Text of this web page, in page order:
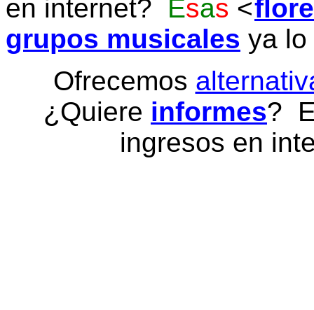
en internet? Esas
grupos musicales ya
Ofrecemos
¿Quiere informes?
ingresos en